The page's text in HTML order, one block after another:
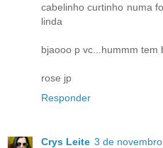
cabelinho curtinho numa
linda
bjaooo p vc...hummm tem
rose jp
Responder
Crys Leite 3 de